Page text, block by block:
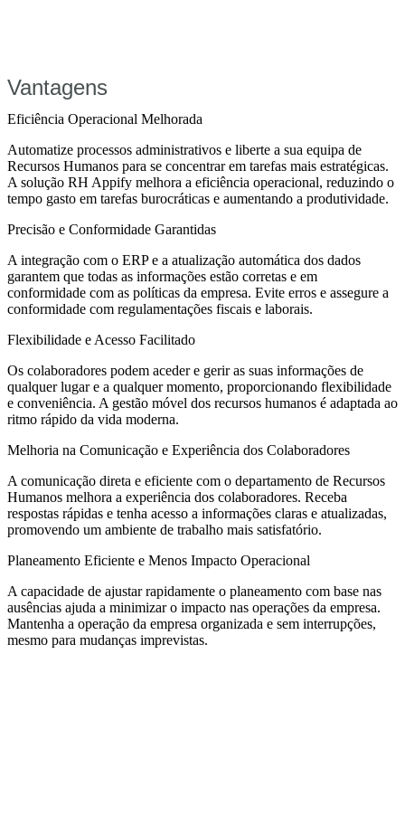
Vantagens
Eficiência Operacional Melhorada
Automatize processos administrativos e liberte a sua equipa de
Recursos Humanos para se concentrar em tarefas mais estratégicas.
A solução RH Appify melhora a eficiência operacional, reduzindo o
tempo gasto em tarefas burocráticas e aumentando a produtividade.
Precisão e Conformidade Garantidas
A integração com o ERP e a atualização automática dos dados
garantem que todas as informações estão corretas e em
conformidade com as políticas da empresa. Evite erros e assegure a
conformidade com regulamentações fiscais e laborais.
Flexibilidade e Acesso Facilitado
Os colaboradores podem aceder e gerir as suas informações de
qualquer lugar e a qualquer momento, proporcionando flexibilidade
e conveniência. A gestão móvel dos recursos humanos é adaptada ao
ritmo rápido da vida moderna.
Melhoria na Comunicação e Experiência dos Colaboradores
A comunicação direta e eficiente com o departamento de Recursos
Humanos melhora a experiência dos colaboradores. Receba
respostas rápidas e tenha acesso a informações claras e atualizadas,
promovendo um ambiente de trabalho mais satisfatório.
Planeamento Eficiente e Menos Impacto Operacional
A capacidade de ajustar rapidamente o planeamento com base nas
ausências ajuda a minimizar o impacto nas operações da empresa.
Mantenha a operação da empresa organizada e sem interrupções,
mesmo para mudanças imprevistas.